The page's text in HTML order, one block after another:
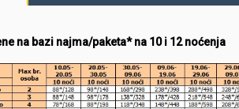
na bazi najma/paketa* na 10 i 12 noćenja